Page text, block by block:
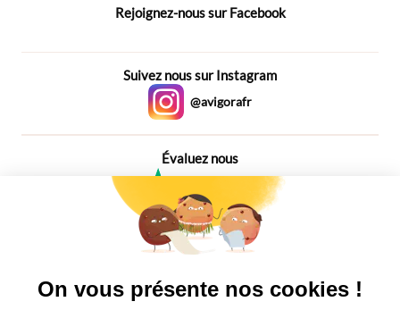
Rejoignez-nous sur Facebook
Suivez nous sur Instagram
@avigorafr
Évaluez nous
Plus de 650 Avis
On vous présente nos cookies !